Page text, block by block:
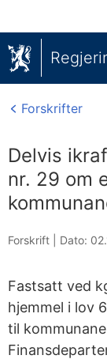
Forskrifter
Delvis
nr. 29 om
Forskrift | Dato:
Fastsatt ved
hjemmel i lov
til